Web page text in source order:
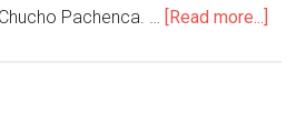
Pachenca. … [Read more...]